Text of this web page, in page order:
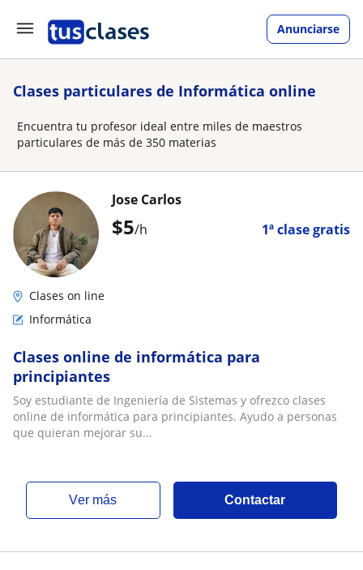
Anunciarse
Clases particulares de Informática online
Encuentra tu profesor ideal entre miles de maestros
particulares de más de 350 materias
$5/h 1ª clase gratis
Jose Carlos
Clases on line
Informática
Clases online de informática para
principiantes
Soy estudiante de Ingeniería de Sistemas y ofrezco clases
online de informática para principiantes. Ayudo a personas
que quieran mejorar su...
ver más Contactar